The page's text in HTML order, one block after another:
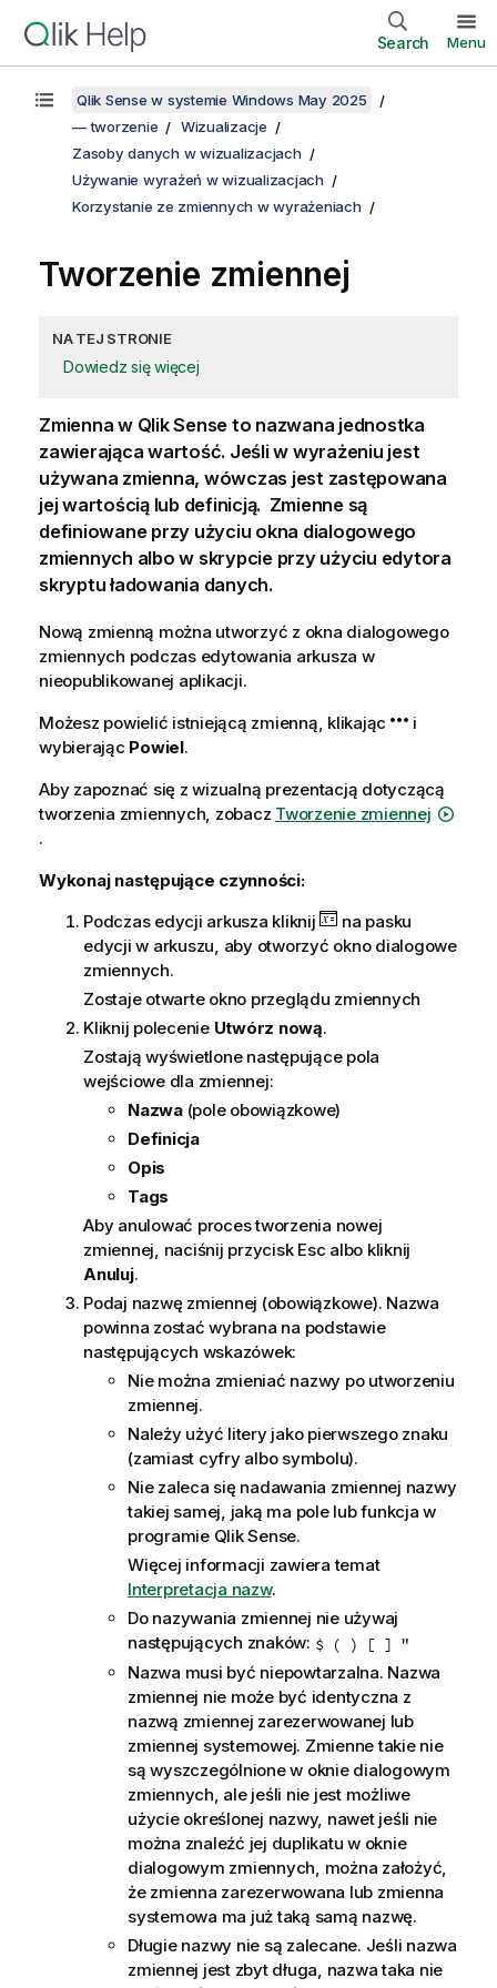
Search Menu
Qlik Sense w systemie Windows May 2025
— tworzenie
Wizualizacje
Zasoby danych w wizualizacjach
Używanie wyrażeń w wizualizacjach
Korzystanie ze zmiennych w wyrażeniach
Tworzenie zmiennej
NA TEJ STRONIE
Dowiedz się więcej
Zmienna w Qlik Sense to nazwana jednostka
zawierająca wartość. Jeśli w wyrażeniu jest
używana zmienna, wówczas jest zastępowana
jej wartością lub definicją. Zmienne są
definiowane przy użyciu okna dialogowego
zmiennych albo w skrypcie przy użyciu edytora
skryptu ładowania danych.
Nową zmienną można utworzyć z okna dialogowego
zmiennych podczas edytowania arkusza w
nieopublikowanej aplikacji.
Możesz powielić istniejącą zmienną, klikając
i
wybierając Powiel.
Aby zapoznać się z wizualną prezentacją dotyczącą
tworzenia zmiennych, zobacz Tworzenie zmiennej
.
Wykonaj następujące czynności:
Podczas edycji arkusza kliknij
na pasku
edycji w arkuszu, aby otworzyć okno dialogowe
zmiennych.
Zostaje otwarte okno przeglądu zmiennych
Kliknij polecenie Utwórz nową.
Zostają wyświetlone następujące pola
wejściowe dla zmiennej:
Nazwa(pole obowiązkowe)
Definicja
Opis
Tags
Aby anulować proces tworzenia nowej
zmiennej, naciśnij przycisk Esc albo kliknij
Anuluj.
Podaj nazwę zmiennej (obowiązkowe). Nazwa
powinna zostać wybrana na podstawie
następujących wskazówek:
Nie można zmieniać nazwy po utworzeniu
zmiennej.
Należy użyć litery jako pierwszego znaku
(zamiast cyfry albo symbolu).
Nie zaleca się nadawania zmiennej nazwy
takiej samej, jaką ma pole lub funkcja w
programie Qlik Sense.
Więcej informacji zawiera temat
Interpretacja nazw.
Do nazywania zmiennej nie używaj
następujących znaków: $ ( ) [ ] "
Nazwa musi być niepowtarzalna. Nazwa
zmiennej nie może być identyczna z
nazwą zmiennej zarezerwowanej lub
zmiennej systemowej. Zmienne takie nie
są wyszczególnione w oknie dialogowym
zmiennych, ale jeśli nie jest możliwe
użycie określonej nazwy, nawet jeśli nie
można znaleźć jej duplikatu w oknie
dialogowym zmiennych, można założyć,
że zmienna zarezerwowana lub zmienna
systemowa ma już taką samą nazwę.
Długie nazwy nie są zalecane. Jeśli nazwa
zmiennej jest zbyt długa, nazwa taka nie